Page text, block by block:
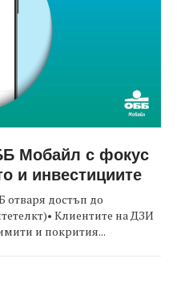
Мобайл с фокус
и инвестициите
отваря достъп до
Клиентите на ДЗИ
и покрития...